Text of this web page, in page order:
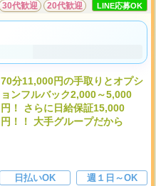
30代歓迎 20代歓迎 LINE応募OK
70分11,000円の手取りとオプシ
ョンフルバック2,000～5,000
円！ さらに日給保証15,000
円！！ 大手グループだから
日払いOK 週１日～OK